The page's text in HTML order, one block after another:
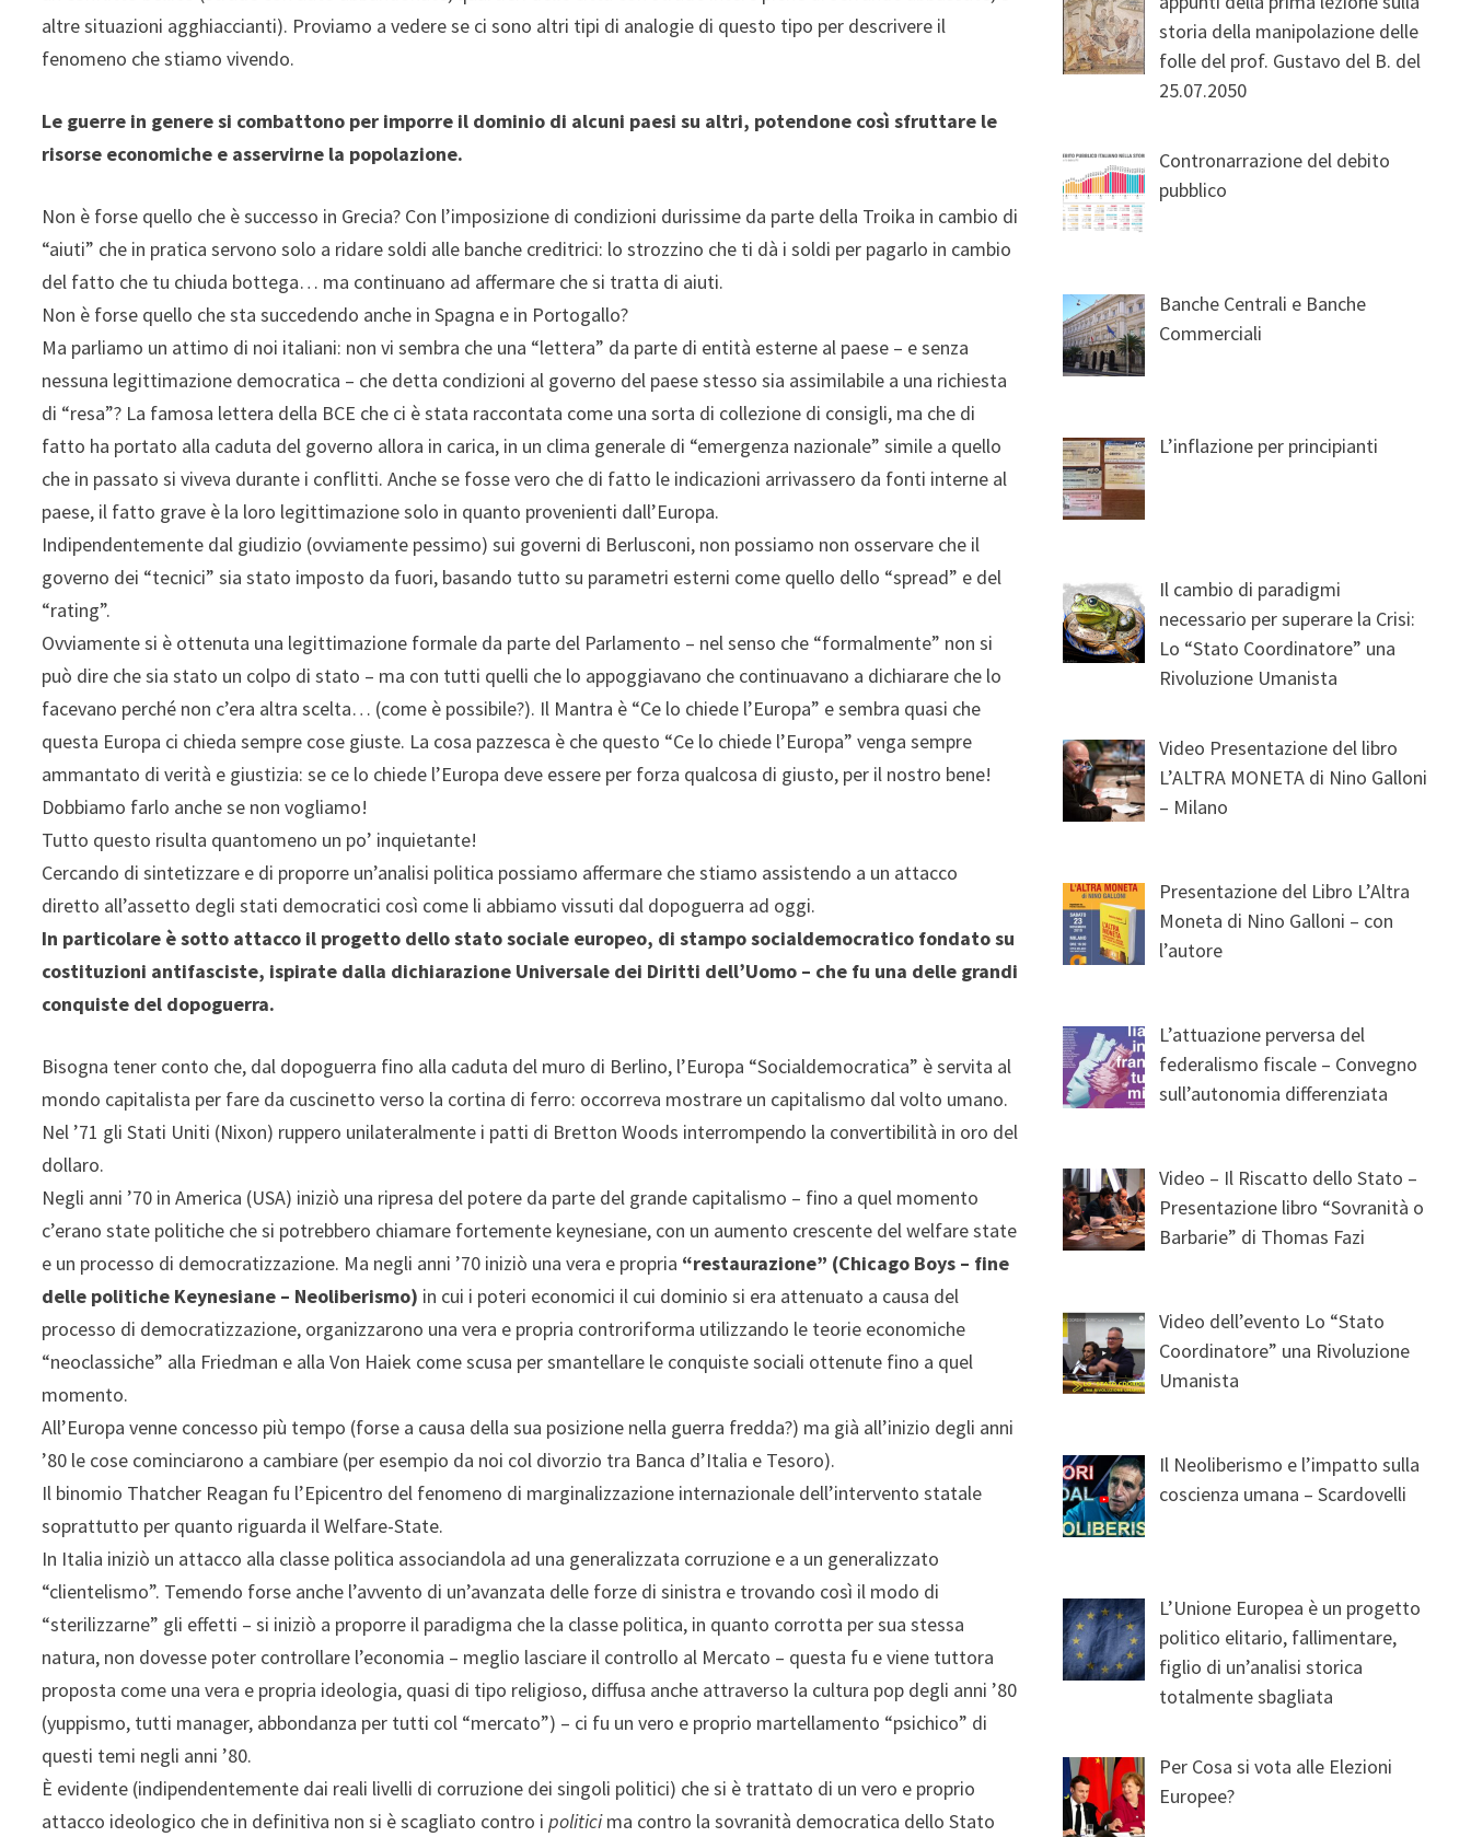
altre situazioni agghiaccianti). Proviamo a vedere se ci sono altri tipi di analogie di questo tipo per descrivere il
fenomeno che stiamo vivendo.
Le guerre in genere si combattono per imporre il dominio di alcuni paesi su altri, potendone così sfruttare le
risorse economiche e asservirne la popolazione.
Non è forse quello che è successo in Grecia? Con l’imposizione di condizioni durissime da parte della Troika in cambio di
“aiuti” che in pratica servono solo a ridare soldi alle banche creditrici: lo strozzino che ti dà i soldi per pagarlo in cambio
del fatto che tu chiuda bottega… ma continuano ad affermare che si tratta di aiuti.
Non è forse quello che sta succedendo anche in Spagna e in Portogallo?
Ma parliamo un attimo di noi italiani: non vi sembra che una “lettera” da parte di entità esterne al paese – e senza
nessuna legittimazione democratica – che detta condizioni al governo del paese stesso sia assimilabile a una richiesta
di “resa”? La famosa lettera della BCE che ci è stata raccontata come una sorta di collezione di consigli, ma che di
fatto ha portato alla caduta del governo allora in carica, in un clima generale di “emergenza nazionale” simile a quello
che in passato si viveva durante i conflitti. Anche se fosse vero che di fatto le indicazioni arrivassero da fonti interne al
paese, il fatto grave è la loro legittimazione solo in quanto provenienti dall’Europa.
Indipendentemente dal giudizio (ovviamente pessimo) sui governi di Berlusconi, non possiamo non osservare che il
governo dei “tecnici” sia stato imposto da fuori, basando tutto su parametri esterni come quello dello “spread” e del
“rating”.
Ovviamente si è ottenuta una legittimazione formale da parte del Parlamento – nel senso che “formalmente” non si
può dire che sia stato un colpo di stato – ma con tutti quelli che lo appoggiavano che continuavano a dichiarare che lo
facevano perché non c’era altra scelta… (come è possibile?). Il Mantra è “Ce lo chiede l’Europa” e sembra quasi che
questa Europa ci chieda sempre cose giuste. La cosa pazzesca è che questo “Ce lo chiede l’Europa” venga sempre
ammantato di verità e giustizia: se ce lo chiede l’Europa deve essere per forza qualcosa di giusto, per il nostro bene!
Dobbiamo farlo anche se non vogliamo!
Tutto questo risulta quantomeno un po’ inquietante!
Cercando di sintetizzare e di proporre un’analisi politica possiamo affermare che stiamo assistendo a un attacco
diretto all’assetto degli stati democratici così come li abbiamo vissuti dal dopoguerra ad oggi.
In particolare è sotto attacco il progetto dello stato sociale europeo, di stampo socialdemocratico fondato su
costituzioni antifasciste, ispirate dalla dichiarazione Universale dei Diritti dell’Uomo – che fu una delle grandi
conquiste del dopoguerra.
Bisogna tener conto che, dal dopoguerra fino alla caduta del muro di Berlino, l’Europa “Socialdemocratica” è servita al
mondo capitalista per fare da cuscinetto verso la cortina di ferro: occorreva mostrare un capitalismo dal volto umano.
Nel ’71 gli Stati Uniti (Nixon) ruppero unilateralmente i patti di Bretton Woods interrompendo la convertibilità in oro del
dollaro.
Negli anni ’70 in America (USA) iniziò una ripresa del potere da parte del grande capitalismo – fino a quel momento
c’erano state politiche che si potrebbero chiamare fortemente keynesiane, con un aumento crescente del welfare state
e un processo di democratizzazione. Ma negli anni ’70 iniziò una vera e propria “restaurazione” (Chicago Boys – fine
delle politiche Keynesiane – Neoliberismo) in cui i poteri economici il cui dominio si era attenuato a causa del
processo di democratizzazione, organizzarono una vera e propria controriforma utilizzando le teorie economiche
“neoclassiche” alla Friedman e alla Von Haiek come scusa per smantellare le conquiste sociali ottenute fino a quel
momento.
All’Europa venne concesso più tempo (forse a causa della sua posizione nella guerra fredda?) ma già all’inizio degli anni
’80 le cose cominciarono a cambiare (per esempio da noi col divorzio tra Banca d’Italia e Tesoro).
Il binomio Thatcher Reagan fu l’Epicentro del fenomeno di marginalizzazione internazionale dell’intervento statale
soprattutto per quanto riguarda il Welfare-State.
In Italia iniziò un attacco alla classe politica associandola ad una generalizzata corruzione e a un generalizzato
“clientelismo”. Temendo forse anche l’avvento di un’avanzata delle forze di sinistra e trovando così il modo di
“sterilizzarne” gli effetti – si iniziò a proporre il paradigma che la classe politica, in quanto corrotta per sua stessa
natura, non dovesse poter controllare l’economia – meglio lasciare il controllo al Mercato – questa fu e viene tuttora
proposta come una vera e propria ideologia, quasi di tipo religioso, diffusa anche attraverso la cultura pop degli anni ’80
(yuppismo, tutti manager, abbondanza per tutti col “mercato”) – ci fu un vero e proprio martellamento “psichico” di
questi temi negli anni ’80.
È evidente (indipendentemente dai reali livelli di corruzione dei singoli politici) che si è trattato di un vero e proprio
attacco ideologico che in definitiva non si è scagliato contro ipoliticima contro la sovranità democratica dello Stato
storia della manipolazione delle
folle del prof. Gustavo del B. del
25.07.2050
Contronarrazione del debito
pubblico
Banche Centrali e Banche
Commerciali
L’inflazione per principianti
Il cambio di paradigmi
necessario per superare la Crisi:
Lo “Stato Coordinatore” una
Rivoluzione Umanista
Video Presentazione del libro
L’ALTRA MONETA di Nino Galloni
– Milano
Presentazione del Libro L’Altra
Moneta di Nino Galloni – con
l’autore
L’attuazione perversa del
federalismo fiscale – Convegno
sull’autonomia differenziata
Video – Il Riscatto dello Stato –
Presentazione libro “Sovranità o
Barbarie” di Thomas Fazi
Video dell’evento Lo “Stato
Coordinatore” una Rivoluzione
Umanista
Il Neoliberismo e l’impatto sulla
coscienza umana – Scardovelli
L’Unione Europea è un progetto
politico elitario, fallimentare,
figlio di un’analisi storica
totalmente sbagliata
Per Cosa si vota alle Elezioni
Europee?